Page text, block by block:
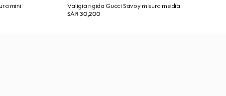
mini
Valigia rigida Gucci Savoy misura media
SAR 30,200